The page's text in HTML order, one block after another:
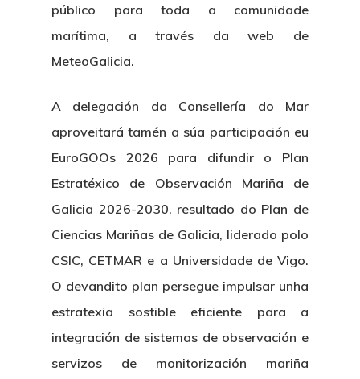
público para toda a comunidade
marítima, a través da web de
MeteoGalicia.
A delegación da Consellería do Mar
aproveitará tamén a súa participación eu
EuroGOOs 2026 para difundir o Plan
Estratéxico de Observación Mariña de
Galicia 2026-2030, resultado do Plan de
Ciencias Mariñas de Galicia, liderado polo
CSIC, CETMAR e a Universidade de Vigo.
O devandito plan persegue impulsar unha
estratexia sostible eficiente para a
integración de sistemas de observación e
servizos de monitorización mariña